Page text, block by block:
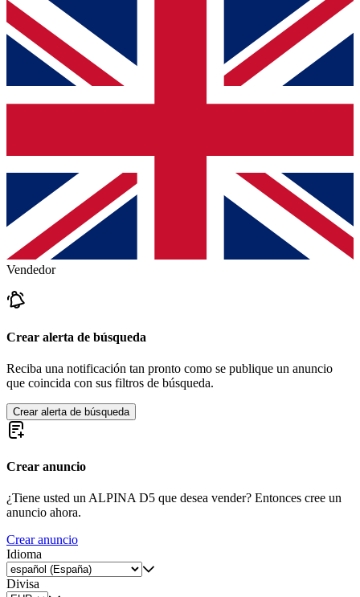
Vendedor
Crear alerta de búsqueda
Reciba una notificación tan pronto como se publique un anuncio
que coincida con sus filtros de búsqueda.
Crear alerta de búsqueda
Crear anuncio
¿Tiene usted un ALPINA D5 que desea vender? Entonces cree un
anuncio ahora.
Crear anuncio
Idioma
Divisa